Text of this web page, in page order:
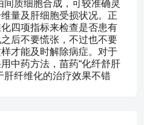
质细胞合成，可较准确灵
量及肝细胞受损状况。正
四项指标来检查是否患有
后不要慌张，不过也不要
才能及时解除病症。对于
中药方法，苗药“化纤舒肝
肝纤维化的治疗效果不错